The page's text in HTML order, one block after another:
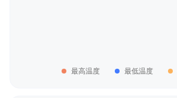
最高温度 最低温度